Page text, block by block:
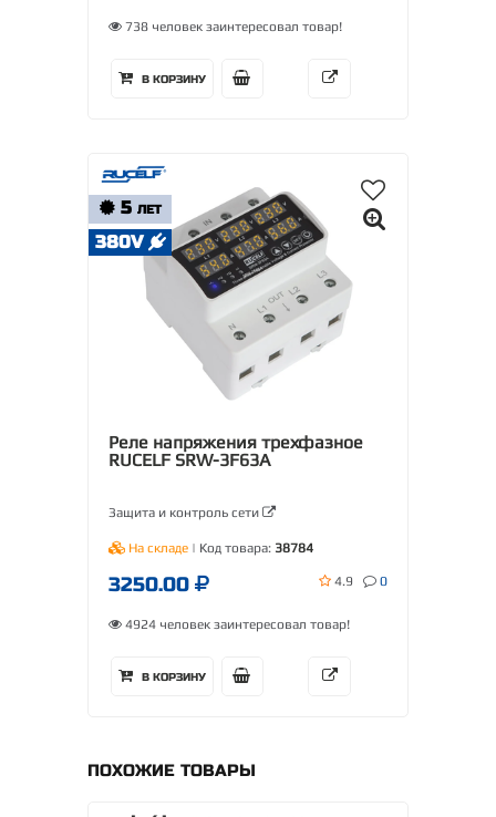
738 человек заинтересовал товар!
В КОРЗИНУ
5 ЛЕТ
380V
Реле напряжения трехфазное
RUCELF SRW-3F63A
Защита и контроль сети
На складе | Код товара: 38784
3250.00 4.9 0
4924 человек заинтересовал товар!
В КОРЗИНУ
ПОХОЖИЕ ТОВАРЫ